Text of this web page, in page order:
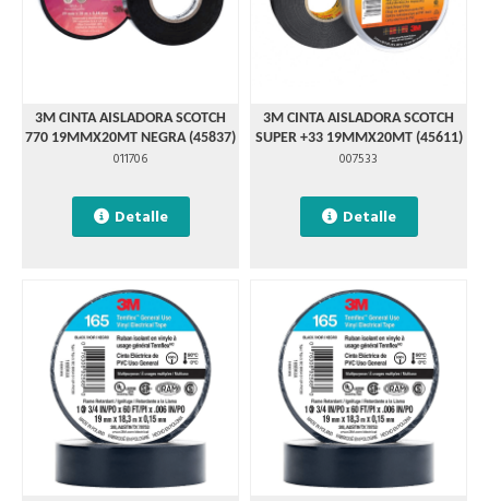
3M CINTA AISLADORA SCOTCH
770 19MMX20MT NEGRA (45837)
011706
Detalle
3M CINTA AISLADORA SCOTCH
SUPER +33 19MMX20MT (45611)
007533
Detalle